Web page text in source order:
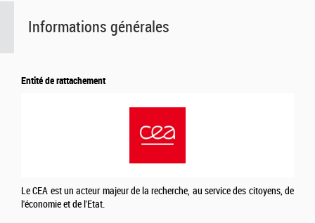
Informations générales
Entité de rattachement
Le CEA est un acteur majeur de la recherche, au service des citoyens, de
l'économie et de l'Etat.